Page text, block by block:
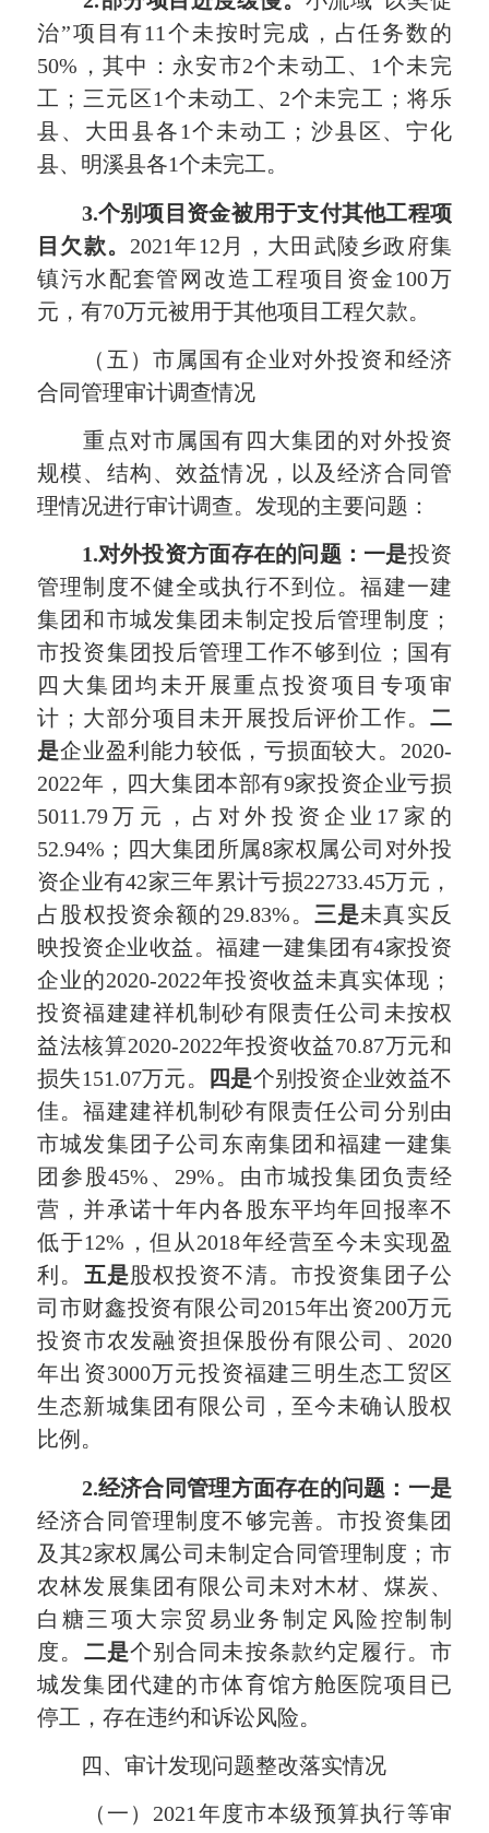
治”项目有11个未按时完成，占任务数的
50%，其中：永安市2个未动工、1个未完
工；三元区1个未动工、2个未完工；将乐
县、大田县各1个未动工；沙县区、宁化
县、明溪县各1个未完工。
3.个别项目资金被用于支付其他工程项
目欠款。 2021年12月，大田武陵乡政府集
镇污水配套管网改造工程项目资金100万
元，有70万元被用于其他项目工程欠款。
（五）市属国有企业对外投资和经济
合同管理审计调查情况
重点对市属国有四大集团的对外投资
规模、结构、效益情况，以及经济合同管
理情况进行审计调查。发现的主要问题：
1.对外投资方面存在的问题：一是投资
管理制度不健全或执行不到位。福建一建
集团和市城发集团未制定投后管理制度；
市投资集团投后管理工作不够到位；国有
四大集团均未开展重点投资项目专项审
计；大部分项目未开展投后评价工作。 二
是企业盈利能力较低，亏损面较大。2020-
2022年，四大集团本部有9家投资企业亏损
5011.79万元，占对外投资企业17家的
52.94%；四大集团所属8家权属公司对外投
资企业有42家三年累计亏损22733.45万元，
占股权投资余额的29.83%。 三是未真实反
映投资企业收益。福建一建集团有4家投资
企业的2020-2022年投资收益未真实体现；
投资福建建祥机制砂有限责任公司未按权
益法核算2020-2022年投资收益70.87万元和
损失151.07万元。
四是个别投资企业效益不
佳。福建建祥机制砂有限责任公司分别由
市城发集团子公司东南集团和福建一建集
团参股45%、29%。由市城投集团负责经
营，并承诺十年内各股东平均年回报率不
低于12%，但从2018年经营至今未实现盈
利。 五是股权投资不清。市投资集团子公
司市财鑫投资有限公司2015年出资200万元
投资市农发融资担保股份有限公司、2020
年出资3000万元投资福建三明生态工贸区
生态新城集团有限公司，至今未确认股权
比例。
2.经济合同管理方面存在的问题：一是
经济合同管理制度不够完善。市投资集团
及其2家权属公司未制定合同管理制度；市
农林发展集团有限公司未对木材、煤炭、
白糖三项大宗贸易业务制定风险控制制
度。 二是个别合同未按条款约定履行。市
城发集团代建的市体育馆方舱医院项目已
停工，存在违约和诉讼风险。
四、审计发现问题整改落实情况
（一）2021年度市本级预算执行等审